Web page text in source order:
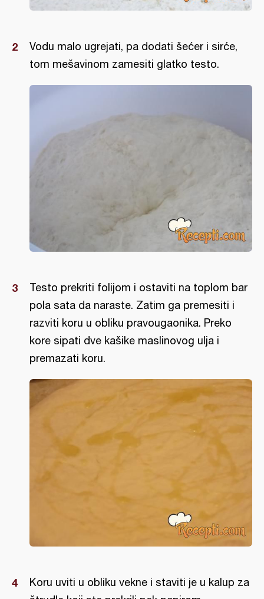
Vodu malo ugrejati, pa dodati šećer i sirće,
tom mešavinom zamesiti glatko testo.
Testo prekriti folijom i ostaviti na toplom bar
pola sata da naraste. Zatim ga premesiti i
razviti koru u obliku pravougaonika. Preko
kore sipati dve kašike maslinovog ulja i
premazati koru.
Koru uviti u obliku vekne i staviti je u kalup za